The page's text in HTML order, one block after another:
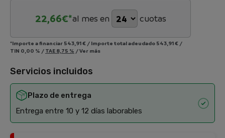
22,66€*al mes en cuotas
*Importe a financiar 543,91 € / Importe total adeudado 543,91 € /
TIN 0,00 % / TAE 8,75 % /Ver más
Servicios incluidos
Plazo de entrega
Entrega entre 10 y 12 días laborables